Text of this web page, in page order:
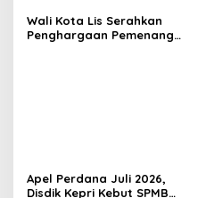
Wali Kota Lis Serahkan
Penghargaan Pemenang
Apel Perdana Juli 2026,
Disdik Kepri Kebut SPMB